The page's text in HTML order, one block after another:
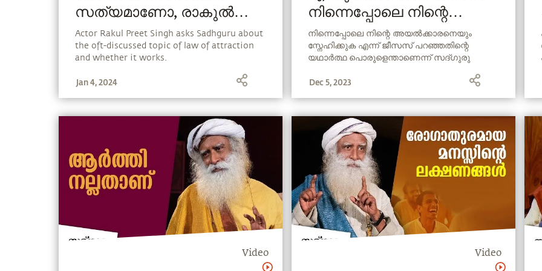
സത്യമാണോ, രാകുൽ
പ്രീത് സിംഗ് ചോദിക്കുന്നു
Law of Attraction
Actor Rakul Preet Singh asks Sadhguru about
the oft-discussed topic of law of attraction
and whether it works.
Jan 4, 2024
Video
നിന്നെപ്പോലെ നിന്റെ
അയൽക്കാരനെയും
സ്നേഹിക്കുക എന്ന്
നിന്നെപ്പോലെ നിന്റെ അയൽക്കാരനെയും
സ്നേഹിക്കുക എന്ന് ജീസസ് പറഞ്ഞതിന്റെ
യഥാർത്ഥ പൊരുളെന്താണെന്ന് സദ്ഗുരു
Dec 5, 2023
Video